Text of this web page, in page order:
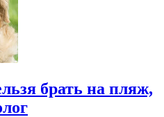
брать на пляж,